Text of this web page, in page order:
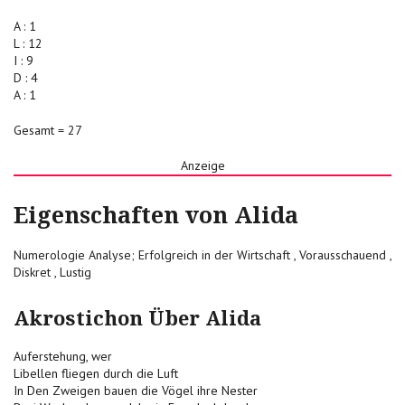
A : 1
L : 12
I : 9
D : 4
A : 1
Gesamt = 27
Anzeige
Eigenschaften von Alida
Numerologie Analyse; Erfolgreich in der Wirtschaft , Vorausschauend ,
Diskret , Lustig
Akrostichon Über Alida
Auferstehung, wer
Libellen fliegen durch die Luft
In Den Zweigen bauen die Vögel ihre Nester